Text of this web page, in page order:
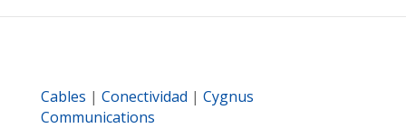
Cables | Conectividad | Cygnus
Communications